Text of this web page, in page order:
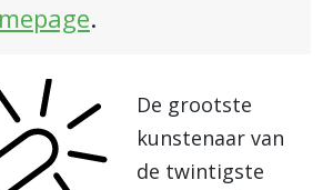
.
De grootste
kunstenaar van
de twintigste